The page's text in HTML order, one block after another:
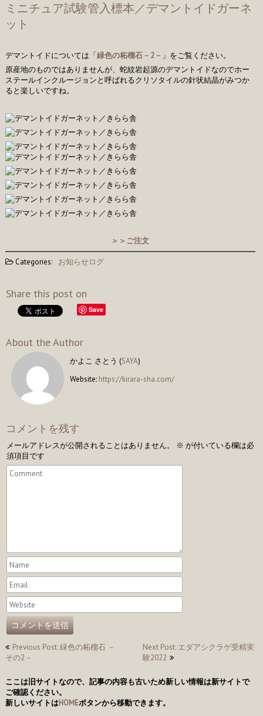
ミニチュア試験管入標本／デマントイドガーネ
ット
デマントイドについては「緑色の柘榴石－2－ 」をご覧ください。
原産地のものではありませんが、蛇紋岩起源のデマントイドなのでホー
ステールインクルージョンと呼ばれるクリソタイルの針状結晶がみつか
ると楽しいですね。
＞＞ご注文
Categories: お知らせログ
Share this post on
Save
About the Author
かよこ さとう (SAYA)
Website: https://kirara-sha.com/
コメントを残す
メールアドレスが公開されることはありません。 ※ が付いている欄は必
須項目です
投
稿
ナ
ビ
Previous Post: 緑色の柘榴石 －
その2－
Next Post: エダアシクラゲ受精実
験2022
ここは旧サイトなので、記事の内容も古いため新しい情報は新サイトで
ご確認ください。
新しいサイトはHOMEボタンから移動できます。